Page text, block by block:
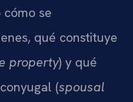
se
qué constituye
property) y qué
(spousal